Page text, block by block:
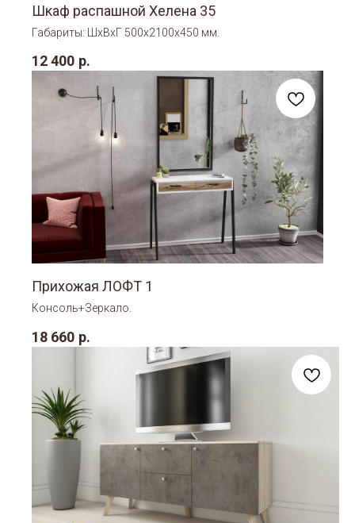
Шкаф распашной Хелена 35
Габариты: ШхВхГ 500х2100х450 мм.
12 400 р.
Прихожая ЛОФТ 1
Консоль+Зеркало.
18 660 р.